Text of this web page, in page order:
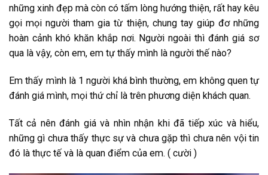
những xinh đẹp mà còn có tấm lòng hướng thiện, rất hay kêu
gọi mọi người tham gia từ thiện, chung tay giúp đơ những
hoàn cảnh khó khăn khắp nơi. Người ngoài thì đánh giá sơ
qua là vậy, còn em, em tự thấy mình là người thế nào?
Em thấy mình là 1 người khá bình thường, em không quen tự
đánh giá mình, mọi thứ chỉ là trên phương diện khách quan.
Tất cả nên đánh giá và nhìn nhận khi đã tiếp xúc và hiểu,
những gì chưa thấy thực sự và chưa gặp thì chưa nên vội tin
đó là thực tế và là quan điểm của em. ( cười )